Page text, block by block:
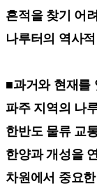
흔적을 찾기 어
나루터의 역사
■과거와 현재를
파주 지역의 나
한반도 물류 교
한양과 개성을
차원에서 중요